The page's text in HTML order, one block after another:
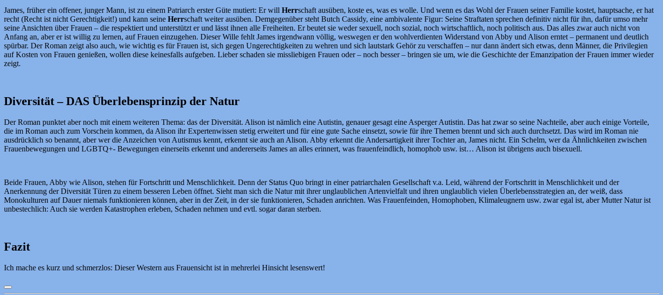
James, früher ein offener, junger Mann, ist zu einem Patriarch erster Güte mutiert: Er will Herrschaft ausüben, koste es, was es wolle. Und wenn es das Wohl der Frauen seiner Familie kostet, hauptsache, er hat
recht (Recht ist nicht Gerechtigkeit!) und kann seine Herrschaft weiter ausüben. Demgegenüber steht Butch Cassidy, eine ambivalente Figur: Seine Straftaten sprechen definitiv nicht für ihn, dafür umso mehr
seine Ansichten über Frauen – die respektiert und unterstützt er und lässt ihnen alle Freiheiten. Er beutet sie weder sexuell, noch sozial, noch wirtschaftlich, noch politisch aus. Das alles zwar auch nicht von
Anfang an, aber er ist willig zu lernen, auf Frauen einzugehen. Dieser Wille fehlt James irgendwann völlig, weswegen er den wohlverdienten Widerstand von Abby und Alison erntet – permanent und deutlich
spürbar. Der Roman zeigt also auch, wie wichtig es für Frauen ist, sich gegen Ungerechtigkeiten zu wehren und sich lautstark Gehör zu verschaffen – nur dann ändert sich etwas, denn Männer, die Privilegien
auf Kosten von Frauen genießen, wollen diese keinesfalls aufgeben. Lieber schaden sie missliebigen Frauen oder – noch besser – bringen sie um, wie die Geschichte der Emanzipation der Frauen immer wieder
zeigt.
Diversität – DAS Überlebensprinzip der Natur
Der Roman punktet aber noch mit einem weiteren Thema: das der Diversität. Alison ist nämlich eine Autistin, genauer gesagt eine Asperger Autistin. Das hat zwar so seine Nachteile, aber auch einige Vorteile,
die im Roman auch zum Vorschein kommen, da Alison ihr Expertenwissen stetig erweitert und für eine gute Sache einsetzt, sowie für ihre Themen brennt und sich auch durchsetzt. Das wird im Roman nie
ausdrücklich so benannt, aber wer die Anzeichen von Autismus kennt, erkennt sie auch an Alison. Abby erkennt die Andersartigkeit ihrer Tochter an, James nicht. Ein Schelm, wer da Ähnlichkeiten zwischen
Frauenbewegungen und LGBTQ+- Bewegungen einerseits erkennt und andererseits James an alles erinnert, was frauenfeindlich, homophob usw. ist… Alison ist übrigens auch bisexuell.
Beide Frauen, Abby wie Alison, stehen für Fortschritt und Menschlichkeit. Denn der Status Quo bringt in einer patriarchalen Gesellschaft v.a. Leid, während der Fortschritt in Menschlichkeit und der
Anerkennung der Diversität Türen zu einem besseren Leben öffnet. Sieht man sich die Natur mit ihrer unglaublichen Artenvielfalt und ihren unglaublich vielen Überlebensstrategien an, der weiß, dass
Monokulturen auf Dauer niemals funktionieren können, aber in der Zeit, in der sie funktionieren, Schaden anrichten. Was Frauenfeinden, Homophoben, Klimaleugnern usw. zwar egal ist, aber Mutter Natur ist
unbestechlich: Auch sie werden Katastrophen erleben, Schaden nehmen und evtl. sogar daran sterben.
Fazit
Ich mache es kurz und schmerzlos: Dieser Western aus Frauensicht ist in mehrerlei Hinsicht lesenswert!